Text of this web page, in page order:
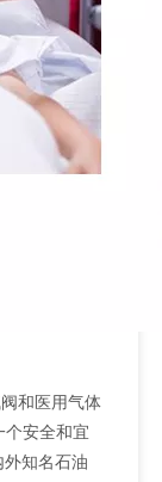
和医用气体
个安全和宜
外知名石油